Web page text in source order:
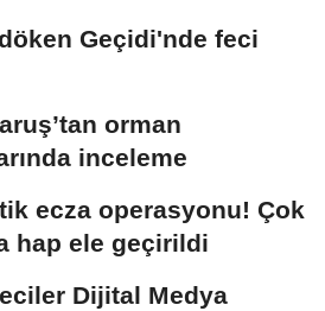
Geçidi'nde feci
orman
inceleme
ecza operasyonu! Çok
hap ele geçirildi
Dijital Medya